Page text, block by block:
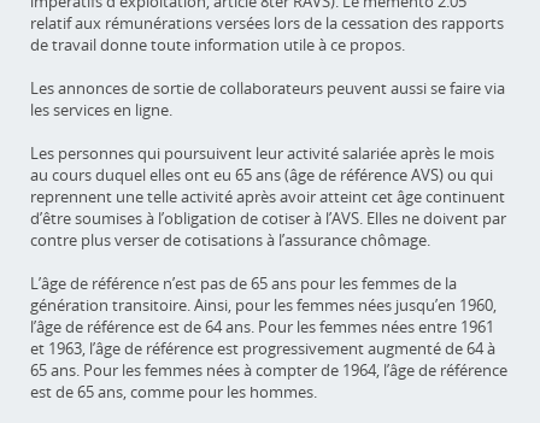
relatif aux rémunérations versées lors de la cessation des rapports
de travail donne toute information utile à ce propos.
Les annonces de sortie de collaborateurs peuvent aussi se faire via
les services en ligne.
Les personnes qui poursuivent leur activité salariée après le mois
au cours duquel elles ont eu 65 ans (âge de référence AVS) ou qui
reprennent une telle activité après avoir atteint cet âge continuent
d’être soumises à l’obligation de cotiser à l’AVS. Elles ne doivent par
contre plus verser de cotisations à l’assurance chômage.
L’âge de référence n’est pas de 65 ans pour les femmes de la
génération transitoire. Ainsi, pour les femmes nées jusqu’en 1960,
l’âge de référence est de 64 ans. Pour les femmes nées entre 1961
et 1963, l’âge de référence est progressivement augmenté de 64 à
65 ans. Pour les femmes nées à compter de 1964, l’âge de référence
est de 65 ans, comme pour les hommes.